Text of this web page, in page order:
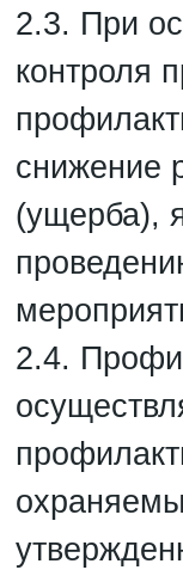
2.3. При
контроля
снижение
(ущерба),
2.4.